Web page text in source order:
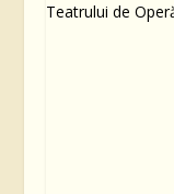
Teatrului de